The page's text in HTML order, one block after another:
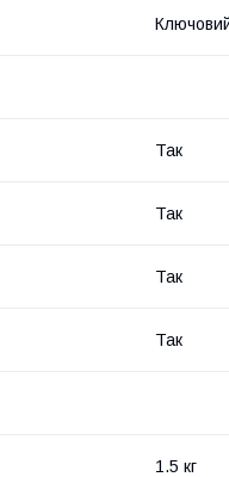
Так
Так
Так
Так
1.5 кг